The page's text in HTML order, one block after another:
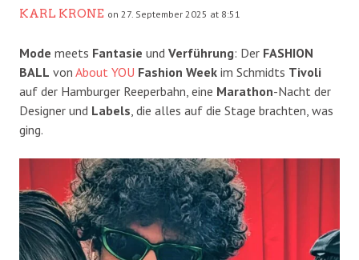
KARL KRONE on 27. September 2025 at 8:51
Mode meets Fantasie und Verführung: Der FASHION
BALL von About YOU Fashion Week im Schmidts Tivoli
auf der Hamburger Reeperbahn, eine Marathon-Nacht der
Designer und Labels , die alles auf die Stage brachten, was
ging.